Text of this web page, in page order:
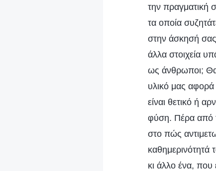
την πραγματική
τα οποία
στην άσκησή
άλλα στοιχεία
ως άνθρωποι; Θα
υλικό μας
είναι θετικό ή
φύση. Πέρα από
στο πώς
κι άλλο ένα,